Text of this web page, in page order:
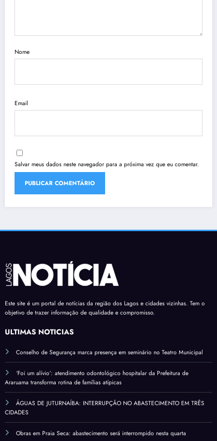
Nome
Email
Salvar meus dados neste navegador para a próxima vez que eu comentar.
Este site é um portal de notícias da região dos Lagos e cidades vizinhas. Tem o
objetivo de trazer informação de qualidade e compromisso.
ÚLTIMAS NOTÍCIAS
Conselho de Segurança marca presença em seminário no Teatro Municipal
‘Foi um alívio’: atendimento odontológico hospitalar da Prefeitura de
Araruama transforma rotina de famílias atípicas
ÁGUAS DE JUTURNAÍBA: INTERRUPÇÃO NO ABASTECIMENTO EM TRÊS
CIDADES
Obras em Praia Seca: abastecimento será interrompido nesta quarta